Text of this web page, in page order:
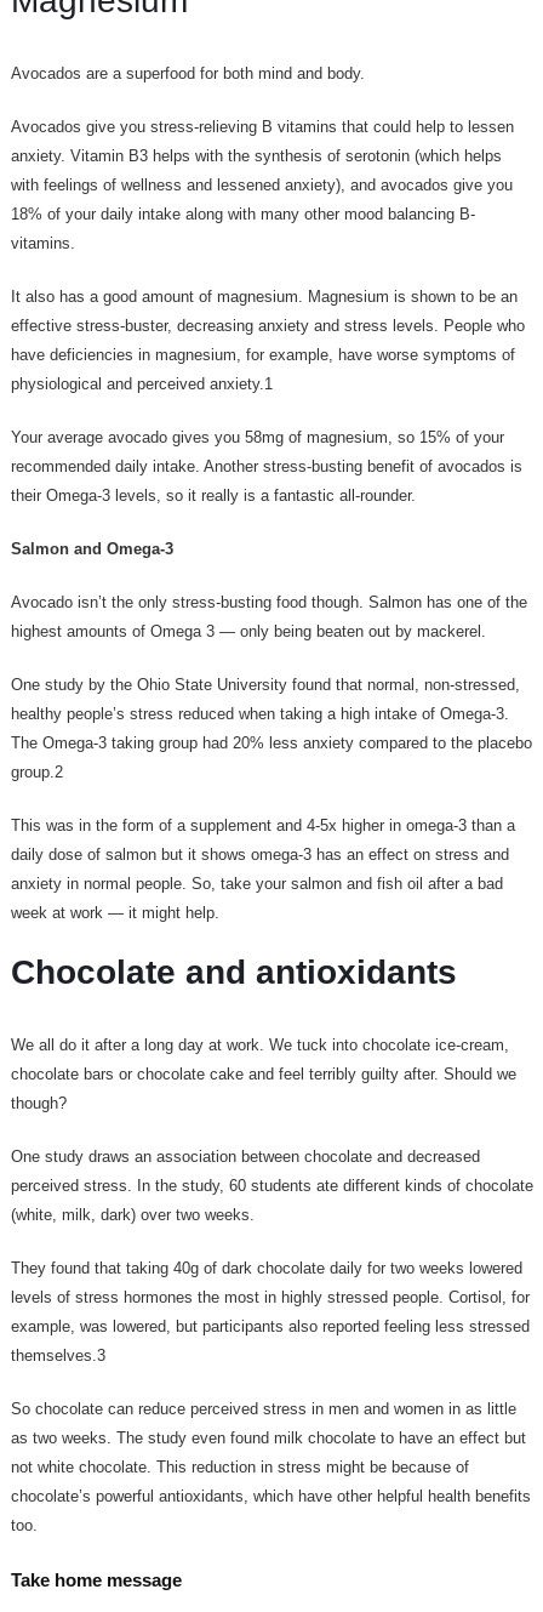
Avocados are a superfood for both mind and body.
Avocados give you stress-relieving B vitamins that could help to lessen
anxiety. Vitamin B3 helps with the synthesis of serotonin (which helps
with feelings of wellness and lessened anxiety), and avocados give you
18% of your daily intake along with many other mood balancing B-
vitamins.
It also has a good amount of magnesium. Magnesium is shown to be an
effective stress-buster, decreasing anxiety and stress levels. People who
have deficiencies in magnesium, for example, have worse symptoms of
physiological and perceived anxiety.1
Your average avocado gives you 58mg of magnesium, so 15% of your
recommended daily intake. Another stress-busting benefit of avocados is
their Omega-3 levels, so it really is a fantastic all-rounder.
Salmon and Omega-3
Avocado isn’t the only stress-busting food though. Salmon has one of the
highest amounts of Omega 3 — only being beaten out by mackerel.
One study by the Ohio State University found that normal, non-stressed,
healthy people’s stress reduced when taking a high intake of Omega-3.
The Omega-3 taking group had 20% less anxiety compared to the placebo
group.2
This was in the form of a supplement and 4-5x higher in omega-3 than a
daily dose of salmon but it shows omega-3 has an effect on stress and
anxiety in normal people. So, take your salmon and fish oil after a bad
week at work — it might help.
Chocolate and antioxidants
We all do it after a long day at work. We tuck into chocolate ice-cream,
chocolate bars or chocolate cake and feel terribly guilty after. Should we
though?
One study draws an association between chocolate and decreased
perceived stress. In the study, 60 students ate different kinds of chocolate
(white, milk, dark) over two weeks.
They found that taking 40g of dark chocolate daily for two weeks lowered
levels of stress hormones the most in highly stressed people. Cortisol, for
example, was lowered, but participants also reported feeling less stressed
themselves.3
So chocolate can reduce perceived stress in men and women in as little
as two weeks. The study even found milk chocolate to have an effect but
not white chocolate. This reduction in stress might be because of
chocolate’s powerful antioxidants, which have other helpful health benefits
too.
Take home message